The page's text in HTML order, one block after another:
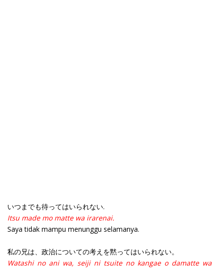
いつまでも待ってはいられない.
Itsu made mo matte wa irarenai.
Saya tidak mampu menunggu selamanya.
私の兄は、政治についての考えを黙ってはいられない。
Watashi no ani wa, seiji ni tsuite no kangae o damatte wa